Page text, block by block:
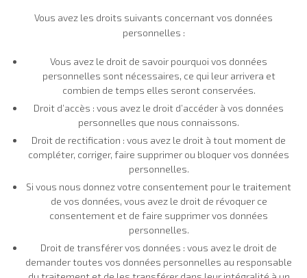
Vous avez les droits suivants concernant vos données
personnelles :
Vous avez le droit de savoir pourquoi vos données
personnelles sont nécessaires, ce qui leur arrivera et
combien de temps elles seront conservées.
Droit d’accès : vous avez le droit d’accéder à vos données
personnelles que nous connaissons.
Droit de rectification : vous avez le droit à tout moment de
compléter, corriger, faire supprimer ou bloquer vos données
personnelles.
Si vous nous donnez votre consentement pour le traitement
de vos données, vous avez le droit de révoquer ce
consentement et de faire supprimer vos données
personnelles.
Droit de transférer vos données : vous avez le droit de
demander toutes vos données personnelles au responsable